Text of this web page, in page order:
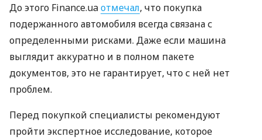
До этого Finance.uaотмечал, что покупка
подержанного автомобиля всегда связана с
определенными рисками. Даже если машина
выглядит аккуратно и в полном пакете
документов, это не гарантирует, что с ней нет
проблем.
Перед покупкой специалисты рекомендуют
пройти экспертное исследование, которое